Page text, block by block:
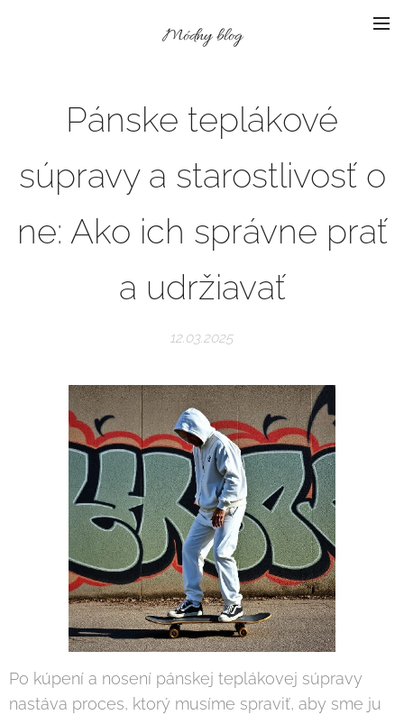
Módny blog
Pánske teplákové
súpravy a starostlivosť o
ne: Ako ich správne prať
a udržiavať
12.03.2025
Po kúpení a nosení pánskej teplákovej súpravy
nastáva proces, ktorý musíme spraviť, aby sme ju